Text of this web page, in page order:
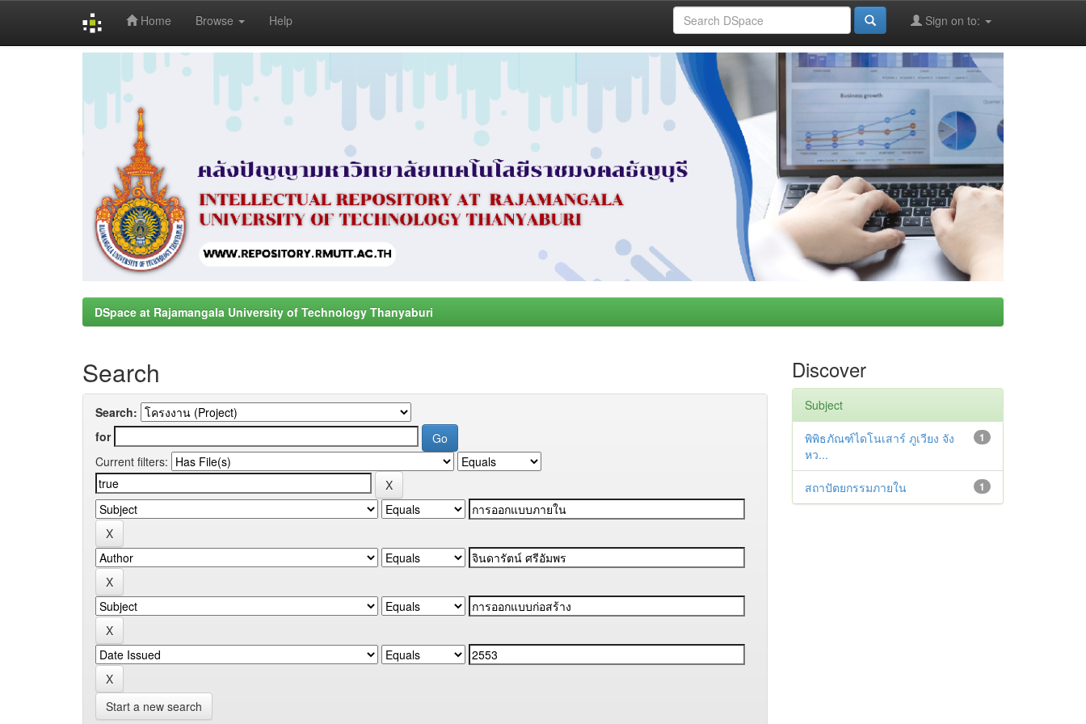
Home Browse Help Sign on to:
DSpace at Rajamangala University of Technology Thanyaburi
Search
Search:
for
Current filters:
Start a new search
Discover
Subject
1
พิพิธภัณฑ์ไดโนเสาร์ ภูเวียง จัง
หว...
1
สถาปัตยกรรมภายใน